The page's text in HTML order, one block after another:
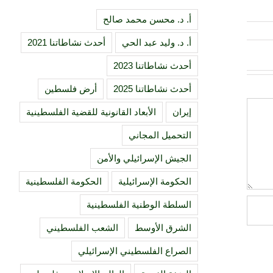
أ. د. محسن محمد صالح
أ. د. وليد عبد الحي أحدث نشاطاتنا 2021
أحدث نشاطاتنا 2023
أحدث نشاطاتنا 2025 أرض فلسطين
إيران الأبعاد القانونية للقضية الفلسطينية
التحميل المجاني
الجيش الإسرائيلي والأمن
الحكومة الإسرائيلية الحكومة الفلسطينية
السلطة الوطنية الفلسطينية
الشرق الأوسط الشعب الفلسطيني
الصراع الفلسطيني الإسرائيلي